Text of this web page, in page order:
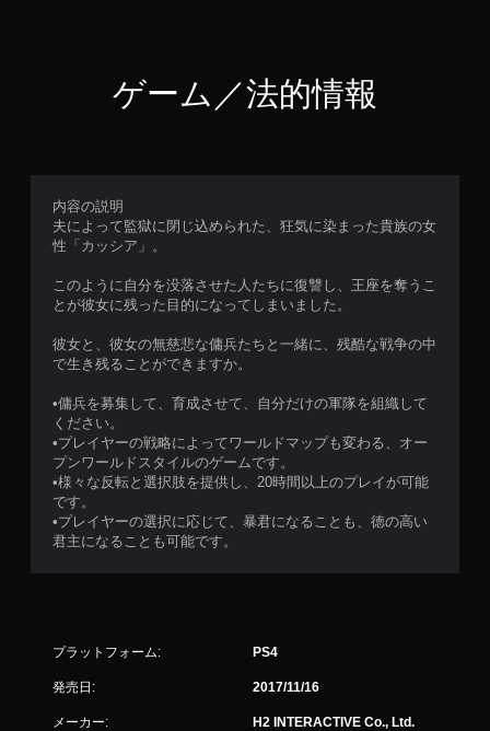
ゲーム／法的情報
内容の説明
夫によって監獄に閉じ込められた、狂気に染まった貴族の女
性「カッシア」。
このように自分を没落させた人たちに復讐し、王座を奪うこ
とが彼女に残った目的になってしまいました。
彼女と、彼女の無慈悲な傭兵たちと一緒に、残酷な戦争の中
で生き残ることができますか。
•傭兵を募集して、育成させて、自分だけの軍隊を組織して
ください。
•プレイヤーの戦略によってワールドマップも変わる、オー
プンワールドスタイルのゲームです。
•様々な反転と選択肢を提供し、20時間以上のプレイが可能
です。
•プレイヤーの選択に応じて、暴君になることも、徳の高い
君主になることも可能です。
プラットフォーム: PS4
発売日: 2017/11/16
メーカー: H2 INTERACTIVE Co., Ltd.